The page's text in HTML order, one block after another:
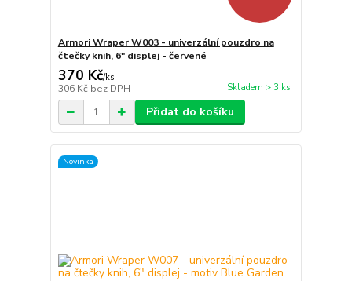
Armori Wraper W003 - univerzální pouzdro na
čtečky knih, 6" displej - červené
370 Kč/ks
306 Kč bez DPH Skladem > 3 ks
Přidat do košíku
Novinka